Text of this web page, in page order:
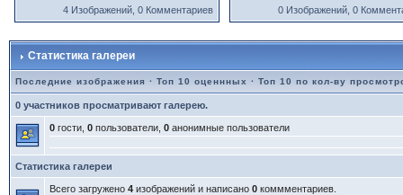
4 Изображений, 0 Комментариев 0 Изображений, 0
Статистика галереи
Последние изображения · Топ 10 оценнных · Топ 10 по кол-ву
0 участников просматривают галерею.
0гости, 0пользователи, 0анонимные пользователи
Статистика галереи
Всего загружено 4изображений и написано 0коммментариев.